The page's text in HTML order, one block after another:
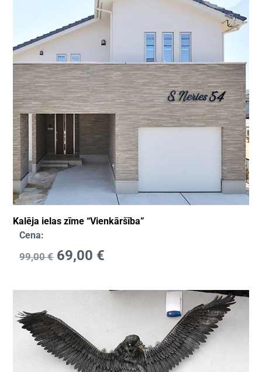
Kalēja ielas zīme “Vienkāršība”
Cena:
99,00€ 69,00 €